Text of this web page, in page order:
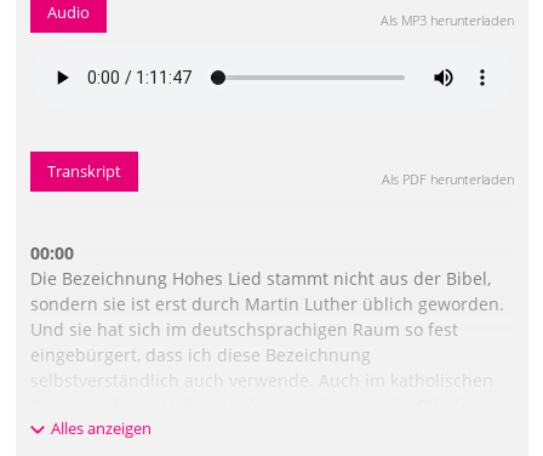
Audio Als MP3 herunterladen
Transkript Als PDF herunterladen
00:00
Die Bezeichnung Hohes Lied stammt nicht aus der Bibel,
sondern sie ist erst durch Martin Luther üblich geworden.
Und sie hat sich im deutschsprachigen Raum so fest
eingebürgert, dass ich diese Bezeichnung
selbstverständlich auch verwende. Auch im katholischen
selber heißt es "Das Lied der Lieder". Das ist im
Alles anzeigen